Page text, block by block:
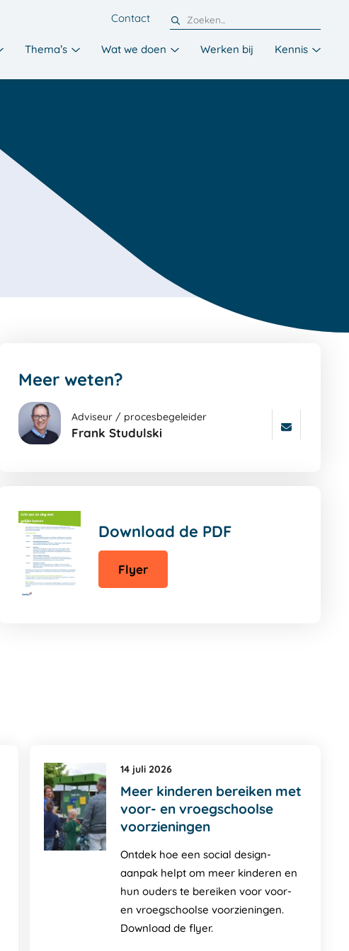
Contact
Thema’s Wat we doen Werken bij Kennis
Meer weten?
pagina
Adviseur / procesbegeleider
Frank Studulski
Download de PDF
Flyer
14 juli 2026
Meer kinderen bereiken met
voor- en vroegschoolse
voorzieningen
Ontdek hoe een social design-
aanpak helpt om meer kinderen en
hun ouders te bereiken voor voor-
en vroegschoolse voorzieningen.
Download de flyer.